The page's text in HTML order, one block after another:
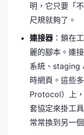
明，它只要「
尺規就夠了。
連接器：鎖在
麗的腳本。連
系統、staging
時網頁。這些
Protocol）上
套協定來掛工
常常換到另一